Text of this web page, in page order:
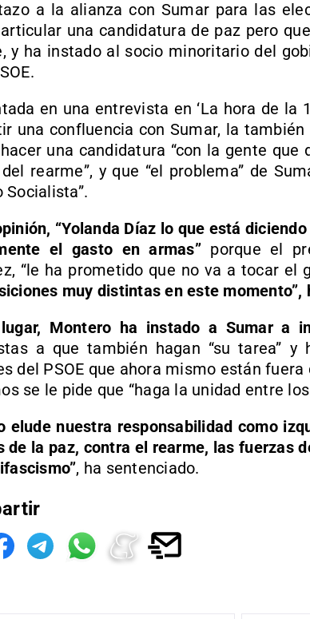
a la alianza con Sumar para las
una candidatura de paz pero
y ha instado al socio minoritario del
en una entrevista en ‘La hora de la
una confluencia con Sumar, la
una candidatura “con la gente que
rearme”, y que “el problema” de
Socialista”.
“Yolanda Díaz lo que está
el gasto en armas”porque el
“le ha prometido que no va a tocar el
muy distintas en este momento”,
Montero ha instado a Sumar a
a que también hagan “su tarea” y
del PSOE que ahora mismo están fuera
se le pide que “haga la unidad entre
elude nuestra responsabilidad como
de la paz, contra el rearme, las fuerzas
, ha sentenciado.